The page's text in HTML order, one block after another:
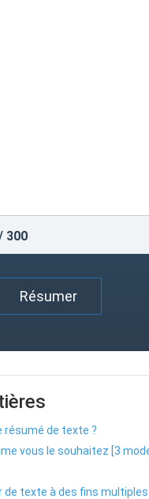
300
Résumer
de texte ?
vous le souhaitez [3
de texte à des fins multiples